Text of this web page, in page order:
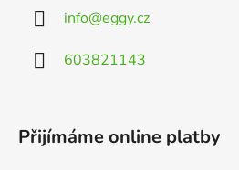
info@eggy.cz
603821143
Přijímáme online platby